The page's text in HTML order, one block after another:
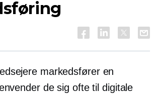
markedsfører en
de sig ofte til digitale